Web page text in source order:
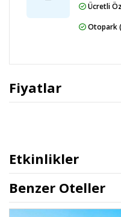
Ücretli
Otopark
Fiyatlar
Etkinlikler
Benzer Oteller